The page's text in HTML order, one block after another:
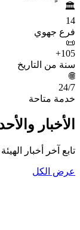
🏛️
14
فرع جهوي
📜
105
+
سنة من التاريخ
🌐
24/7
خدمة متاحة
الأخبار
تابع آخر أخبار
عرض الكل